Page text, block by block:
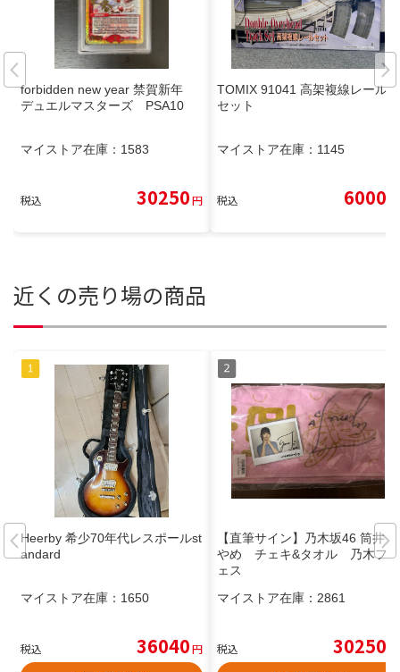
forbidden new year 禁賀新年
デュエルマスターズ PSA10
マイストア在庫： 1583
税込 30250円
TOMIX 91041 高架複線レール
セット
マイストア在庫： 1145
税込 6000
近くの売り場の商品
Heerby 希少70年代レスポールst
andard
マイストア在庫： 1650
税込 36040円
【直筆サイン】乃木坂46 筒井あ
やめ チェキ&タオル 乃木フ
ェス
マイストア在庫： 2861
税込 30250